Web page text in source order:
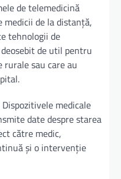
de telemedicină
de la distanță,
tehnologii de
de util pentru
rurale sau care au
Dispozitivele medicale
date despre starea
către medic,
și o intervenție